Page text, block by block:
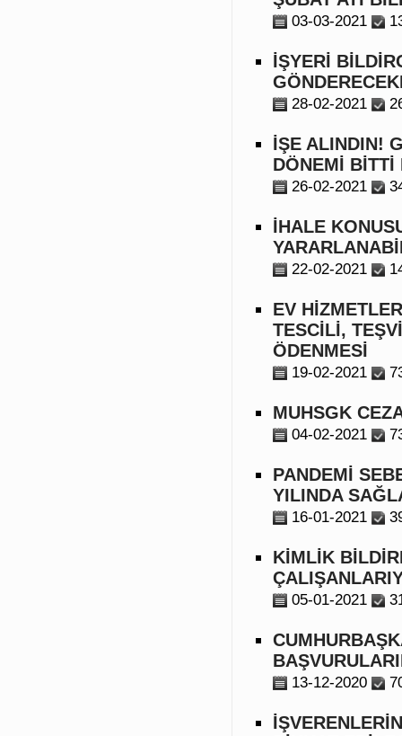
03-03-2021
İŞYERİ
28-02-2021
İŞE ALINDIN!
DÖNEMİ BİTTİ
26-02-2021
İHALE
22-02-2021
EV
TESCİLİ,
ÖDENMESİ
19-02-2021
MUHSGK
04-02-2021
PANDEMİ
YILINDA
16-01-2021
KİMLİK
05-01-2021
13-12-2020